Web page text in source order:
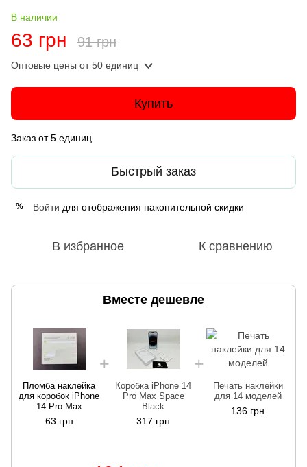
В наличии
63 грн 91 грн
Оптовые цены от 50 единиц
Купить
Заказ от 5 единиц
Быстрый заказ
% Войти для отображения накопительной скидки
В избранное К сравнению
Вместе дешевле
Пломба наклейка
для коробок iPhone
14 Pro Max
63 грн
Коробка iPhone 14
Pro Max Space
Black
317 грн
Печать наклейки
для 14 моделей
136 грн